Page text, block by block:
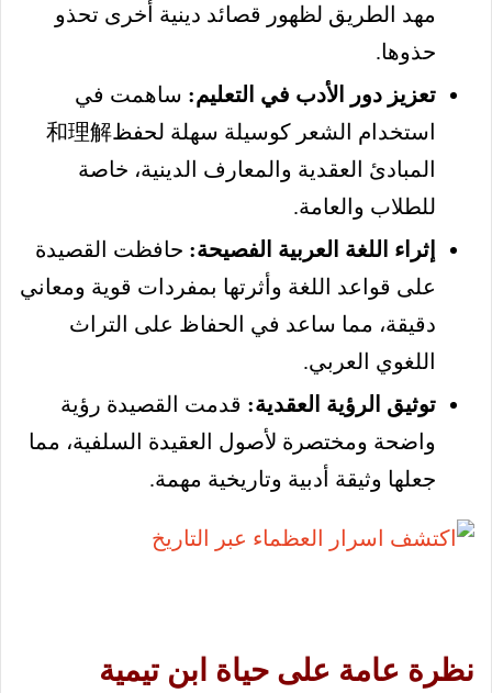
مهد الطريق لظهور قصائد دينية أخرى تحذو
حذوها.
تعزيز دور الأدب في التعليم: ساهمت في
استخدام الشعر كوسيلة سهلة لحفظ和理解
المبادئ العقدية والمعارف الدينية، خاصة
للطلاب والعامة.
إثراء اللغة العربية الفصيحة: حافظت القصيدة
على قواعد اللغة وأثرتها بمفردات قوية ومعاني
دقيقة، مما ساعد في الحفاظ على التراث
اللغوي العربي.
توثيق الرؤية العقدية: قدمت القصيدة رؤية
واضحة ومختصرة لأصول العقيدة السلفية، مما
جعلها وثيقة أدبية وتاريخية مهمة.
نظرة عامة على حياة ابن تيمية